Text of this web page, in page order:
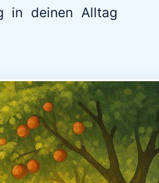
in deinen Alltag